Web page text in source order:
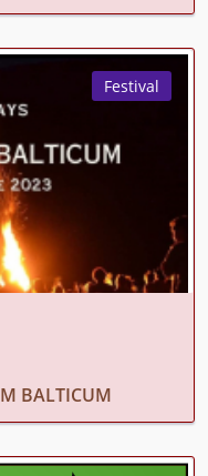
Festival
BALTICUM